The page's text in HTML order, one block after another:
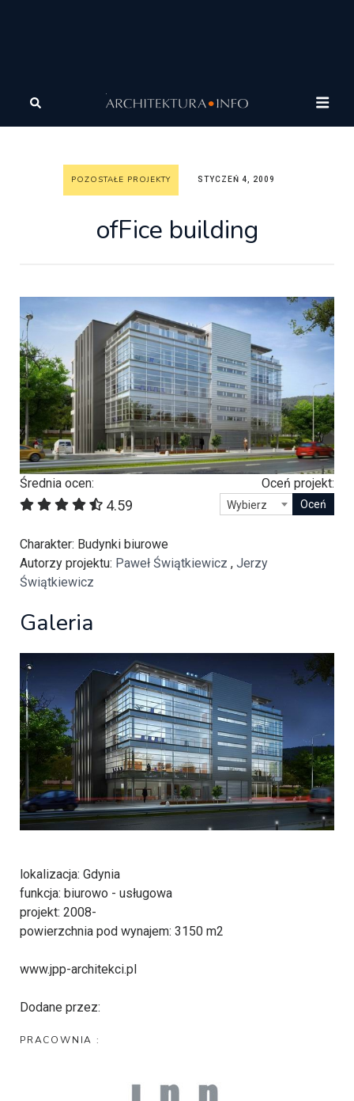
Architektura
Pozostałe projekty
ofFice building
POZOSTAŁE PROJEKTY STYCZEŃ 4, 2009
ofFice building
Średnia ocen:
4.59
Oceń projekt:
Wybierz
Charakter: Budynki biurowe
Autorzy projektu: Paweł Świątkiewicz , Jerzy
Świątkiewicz
Galeria
lokalizacja: Gdynia
funkcja: biurowo - usługowa
projekt: 2008-
powierzchnia pod wynajem: 3150 m2
www.jpp-architekci.pl
Dodane przez:
PRACOWNIA :